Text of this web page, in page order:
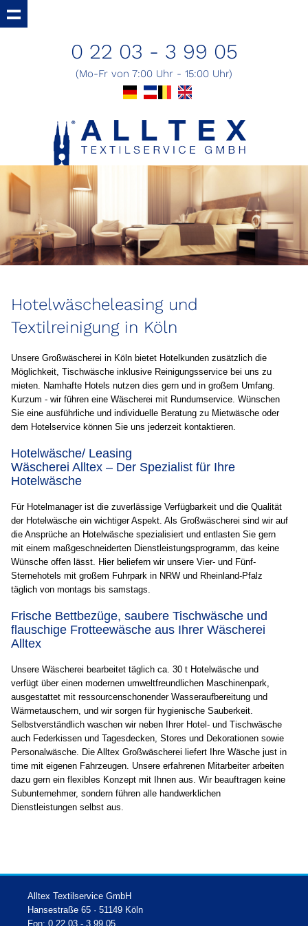
0 22 03 - 3 99 05
(Mo-Fr von 7:00 Uhr - 15:00 Uhr)
Hotelwäscheleasing und
Textilreinigung in Köln
Unsere Großwäscherei in Köln bietet Hotelkunden zusätzlich die
Möglichkeit, Tischwäsche inklusive Reinigungsservice bei uns zu
mieten. Namhafte Hotels nutzen dies gern und in großem Umfang.
Kurzum - wir führen eine Wäscherei mit Rundumservice. Wünschen
Sie eine ausführliche und individuelle Beratung zu Mietwäsche oder
dem Hotelservice können Sie uns jederzeit kontaktieren.
Hotelwäsche/ Leasing
Wäscherei Alltex – Der Spezialist für Ihre
Hotelwäsche
Für Hotelmanager ist die zuverlässige Verfügbarkeit und die Qualität
der Hotelwäsche ein wichtiger Aspekt. Als Großwäscherei sind wir auf
die Ansprüche an Hotelwäsche spezialisiert und entlasten Sie gern
mit einem maßgeschneiderten Dienstleistungsprogramm, das keine
Wünsche offen lässt. Hier beliefern wir unsere Vier- und Fünf-
Sternehotels mit großem Fuhrpark in NRW und Rheinland-Pfalz
täglich von montags bis samstags.
Frische Bettbezüge, saubere Tischwäsche und
flauschige Frotteewäsche aus Ihrer Wäscherei
Alltex
Unsere Wäscherei bearbeitet täglich ca. 30 t Hotelwäsche und
verfügt über einen modernen umweltfreundlichen Maschinenpark,
ausgestattet mit ressourcenschonender Wasseraufbereitung und
Wärmetauschern, und wir sorgen für hygienische Sauberkeit.
Selbstverständlich waschen wir neben Ihrer Hotel- und Tischwäsche
auch Federkissen und Tagesdecken, Stores und Dekorationen sowie
Personalwäsche. Die Alltex Großwäscherei liefert Ihre Wäsche just in
time mit eigenen Fahrzeugen. Unsere erfahrenen Mitarbeiter arbeiten
dazu gern ein flexibles Konzept mit Ihnen aus. Wir beauftragen keine
Subunternehmer, sondern führen alle handwerklichen
Dienstleistungen selbst aus.
Alltex Textilservice GmbH
Hansestraße 65 · 51149 Köln
Fon: 0 22 03 - 3 99 05